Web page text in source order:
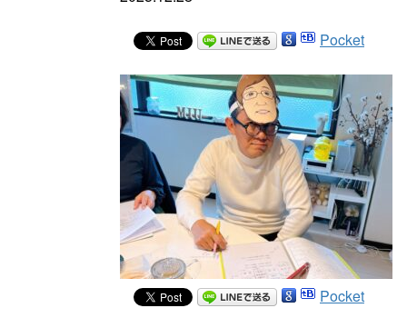
Pocket
Pocket